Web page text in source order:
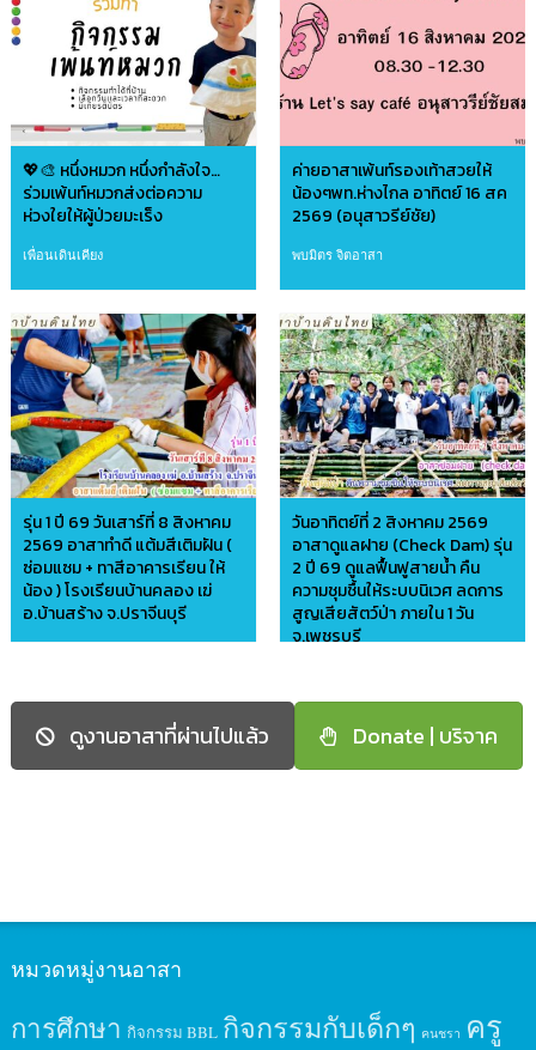
💖🎨 หนึ่งหมวก หนึ่งกำลังใจ…
ร่วมเพ้นท์หมวกส่งต่อความ
ห่วงใยให้ผู้ป่วยมะเร็ง
เพื่อนเดินเคียง
ค่ายอาสาเพ้นท์รองเท้าสวยให้
น้องๆพท.ห่างไกล อาทิตย์ 16 สค
2569 (อนุสาวรีย์ชัย)
พบมิตร จิตอาสา
รุ่น 1 ปี 69 วันเสาร์ที่ 8 สิงหาคม
2569 อาสาทำดี แต้มสีเติมฝัน (
ซ่อมแซม + ทาสีอาคารเรียน ให้
น้อง ) โรงเรียนบ้านคลอง เฆ่
อ.บ้านสร้าง จ.ปราจีนบุรี
วันอาทิตย์ที่ 2 สิงหาคม 2569
อาสาดูแลฝาย (Check Dam) รุ่น
2 ปี 69 ดูแลฟื้นฟูสายน้ำ คืน
ความชุมชื้นให้ระบบนิเวศ ลดการ
สูญเสียสัตว์ป่า ภายใน 1 วัน
จ.เพชรบุรี
ดูงานอาสาที่ผ่านไปแล้ว Donate | บริจาค
หมวดหมู่งานอาสา
การศึกษา กิจกรรม BBL กิจกรรมกับเด็กๆ คนชรา ครู